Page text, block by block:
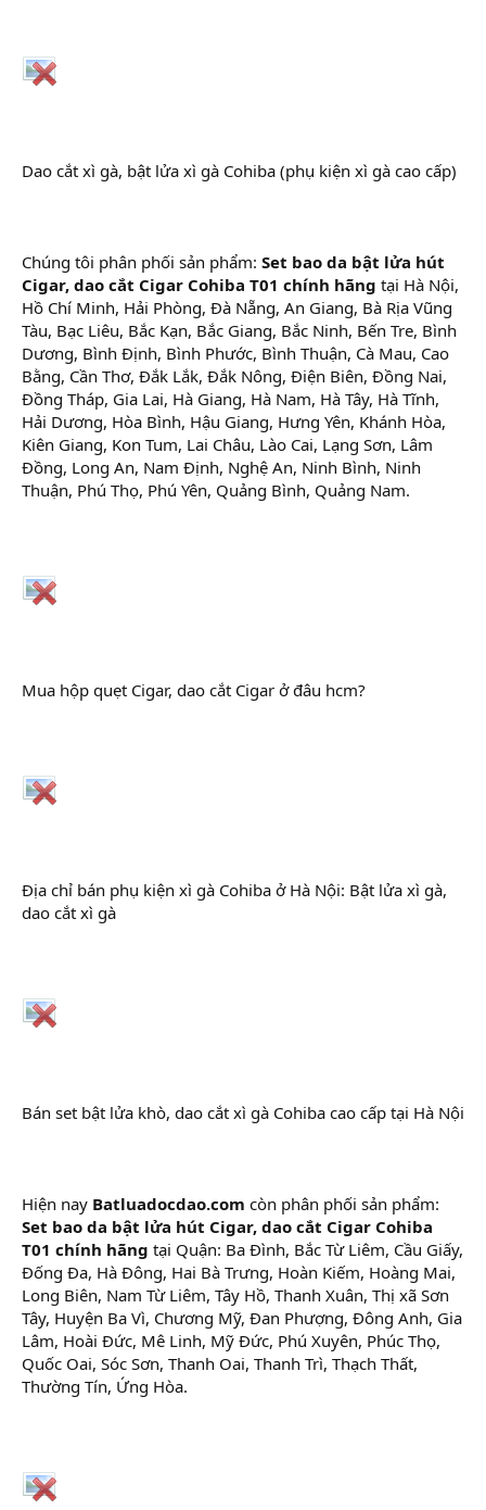
Dao cắt xì gà, bật lửa xì gà Cohiba (phụ kiện xì gà cao cấp)
Chúng tôi phân phối sản phẩm: Set bao da bật lửa hút
Cigar, dao cắt Cigar Cohiba T01 chính hãng tại Hà Nội,
Hồ Chí Minh, Hải Phòng, Đà Nẵng, An Giang, Bà Rịa Vũng
Tàu, Bạc Liêu, Bắc Kạn, Bắc Giang, Bắc Ninh, Bến Tre, Bình
Dương, Bình Định, Bình Phước, Bình Thuận, Cà Mau, Cao
Bằng, Cần Thơ, Đắk Lắk, Đắk Nông, Điện Biên, Đồng Nai,
Đồng Tháp, Gia Lai, Hà Giang, Hà Nam, Hà Tây, Hà Tĩnh,
Hải Dương, Hòa Bình, Hậu Giang, Hưng Yên, Khánh Hòa,
Kiên Giang, Kon Tum, Lai Châu, Lào Cai, Lạng Sơn, Lâm
Đồng, Long An, Nam Định, Nghệ An, Ninh Bình, Ninh
Thuận, Phú Thọ, Phú Yên, Quảng Bình, Quảng Nam.
Mua hộp quẹt Cigar, dao cắt Cigar ở đâu hcm?
Địa chỉ bán phụ kiện xì gà Cohiba ở Hà Nội: Bật lửa xì gà,
dao cắt xì gà
Bán set bật lửa khò, dao cắt xì gà Cohiba cao cấp tại Hà Nội
Hiện nay Batluadocdao.com còn phân phối sản phẩm:
Set bao da bật lửa hút Cigar, dao cắt Cigar Cohiba
T01 chính hãng tại Quận: Ba Đình, Bắc Từ Liêm, Cầu Giấy,
Đống Đa, Hà Đông, Hai Bà Trưng, Hoàn Kiếm, Hoàng Mai,
Long Biên, Nam Từ Liêm, Tây Hồ, Thanh Xuân, Thị xã Sơn
Tây, Huyện Ba Vì, Chương Mỹ, Đan Phượng, Đông Anh, Gia
Lâm, Hoài Đức, Mê Linh, Mỹ Đức, Phú Xuyên, Phúc Thọ,
Quốc Oai, Sóc Sơn, Thanh Oai, Thanh Trì, Thạch Thất,
Thường Tín, Ứng Hòa.